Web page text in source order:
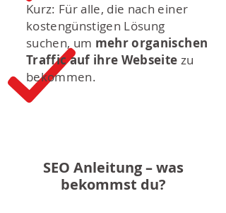
Kurz: Für alle, die nach einer
kostengünstigen Lösung
suchen, um mehr organischen
Trafficauf ihre Webseite zu
bekommen.
SEO Anleitung – was
bekommst du?